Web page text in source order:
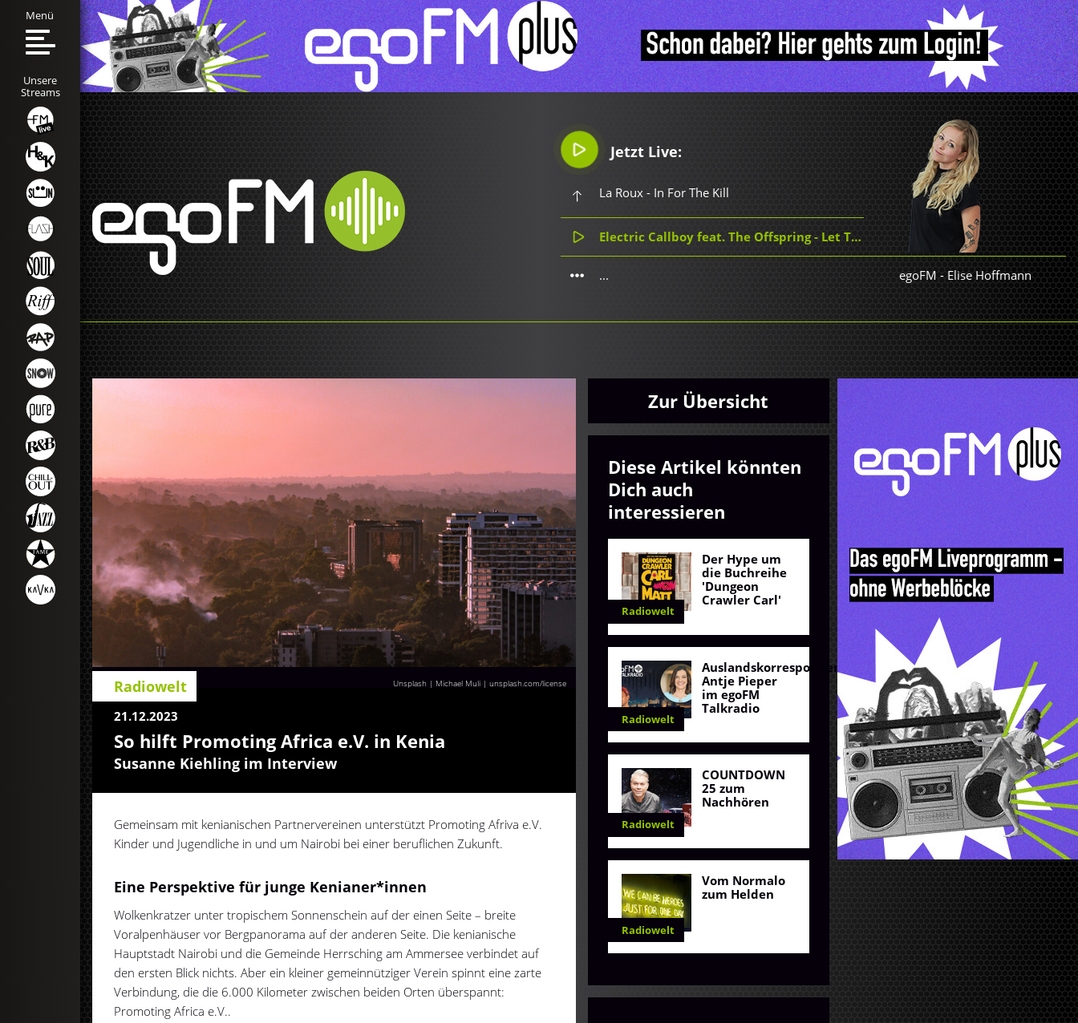
Jetzt Live:
La Roux - In For The Kill
Electric Callboy feat. The Offspring - Let The Good Times Roll
... egoFM- Elise Hoffmann
Menü
Unsere
Streams
Unsplash | Michael Muli| unsplash.com/license
Radiowelt
21.12.2023
So hilft Promoting Africa e.V. in Kenia
Susanne Kiehling im Interview
Gemeinsam mit kenianischen Partnervereinen unterstützt Promoting Afriva e.V.
Kinder und Jugendliche in und um Nairobi bei einer beruflichen Zukunft.
Eine Perspektive für junge Kenianer*innen
Wolkenkratzer unter tropischem Sonnenschein auf der einen Seite – breite
Voralpenhäuser vor Bergpanorama auf der anderen Seite. Die kenianische
Hauptstadt Nairobi und die Gemeinde Herrsching am Ammersee verbindet auf
den ersten Blick nichts. Aber ein kleiner gemeinnütziger Verein spinnt eine zarte
Verbindung, die die 6.000 Kilometer zwischen beiden Orten überspannt:
Promoting Africa e.V..
Zur Übersicht
Diese Artikel könnten
Dich auch
interessieren
Radiowelt
Der Hype um
die Buchreihe
'Dungeon
Crawler Carl'
Radiowelt
Auslandskorrespondentin
Antje Pieper
im egoFM
Talkradio
Radiowelt
COUNTDOWN
25 zum
Nachhören
Radiowelt
Vom Normalo
zum Helden